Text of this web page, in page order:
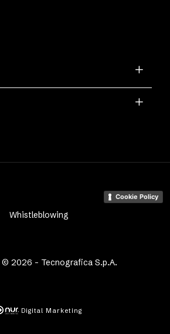
2026 - Tecnografica S.p.A.
Cookie Policy
Whistleblowing
Digital Marketing